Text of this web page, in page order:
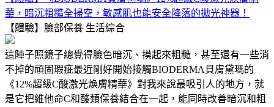
華，暗沉粗糙全掃空，敏感肌也能安全降落的拋光神器！
【體驗】臉部保養 生活綜合
這陣子照鏡子總覺得臉色暗沉、摸起來粗糙，甚至還有一些消
不掉的頑固瑕疵最近剛好開始接觸BIODERMA貝膚黛瑪的
《12%超級C酸激光煥膚精華》對我來說最吸引人的地方，就
是它把維他命C和酸類保養結合在一起，能同時改善暗沉和粗